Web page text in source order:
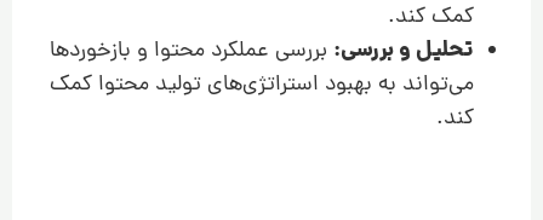
کمک کند.
تحلیل و بررسی: بررسی عملکرد محتوا و بازخوردها
می‌تواند به بهبود استراتژی‌های تولید محتوا کمک
کند.